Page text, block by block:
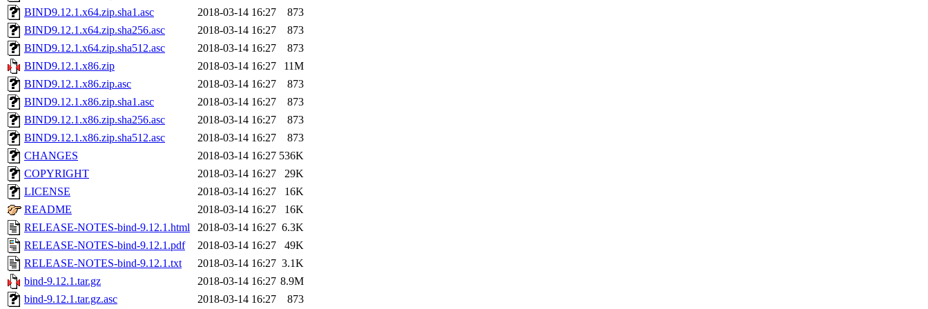
BIND9.12.1.x64.zip.sha1.asc
2018-03-14 16:27
873
BIND9.12.1.x64.zip.sha256.asc
2018-03-14 16:27
873
BIND9.12.1.x64.zip.sha512.asc
2018-03-14 16:27
873
BIND9.12.1.x86.zip
2018-03-14 16:27
11M
BIND9.12.1.x86.zip.asc
2018-03-14 16:27
873
BIND9.12.1.x86.zip.sha1.asc
2018-03-14 16:27
873
BIND9.12.1.x86.zip.sha256.asc
2018-03-14 16:27
873
BIND9.12.1.x86.zip.sha512.asc
2018-03-14 16:27
873
CHANGES
2018-03-14 16:27 536K
COPYRIGHT
2018-03-14 16:27
29K
LICENSE
2018-03-14 16:27
16K
README
2018-03-14 16:27
16K
RELEASE-NOTES-bind-9.12.1.html
2018-03-14 16:27 6.3K
RELEASE-NOTES-bind-9.12.1.pdf
2018-03-14 16:27
49K
RELEASE-NOTES-bind-9.12.1.txt
2018-03-14 16:27 3.1K
bind-9.12.1.tar.gz
2018-03-14 16:27 8.9M
bind-9.12.1.tar.gz.asc
2018-03-14 16:27 873